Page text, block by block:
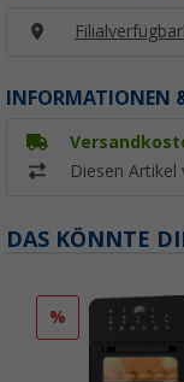
INFORMATIONEN
Diesen Artikel
DAS KÖNNTE
%